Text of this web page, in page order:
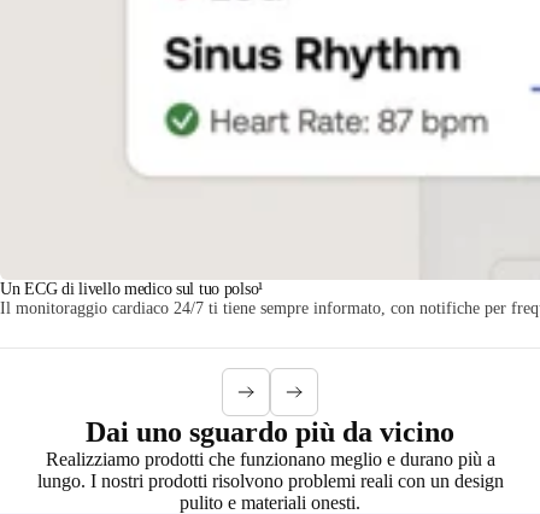
Un ECG di livello medico sul tuo polso¹
Il monitoraggio cardiaco 24/7 ti tiene sempre informato, con notifiche per
Dai uno sguardo più da vicino
Realizziamo prodotti che funzionano meglio e durano più a
lungo. I nostri prodotti risolvono problemi reali con un design
pulito e materiali onesti.